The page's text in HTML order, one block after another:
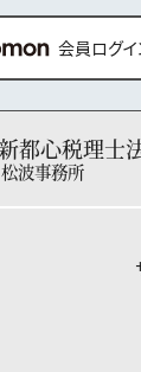
会員ログイ
都心税理士
松波事務所